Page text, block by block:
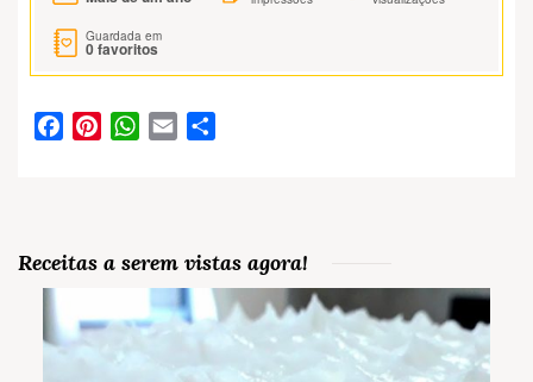
Guardada em
0favoritos
FacebookPinterestWhatsApp
Email
Receitas a serem vistas agora!